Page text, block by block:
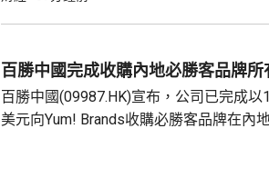
從境外取得，包括保險收益在內，應依法
個人所得稅，是國際通行做法，亦是中國
所得稅法實施以來，一直堅持的基本原則
百勝中國完成收購內地必勝客品牌所
百勝中國(09987.HK)宣布，公司已完成以
美元向Yum! Brands收購必勝客品牌在內